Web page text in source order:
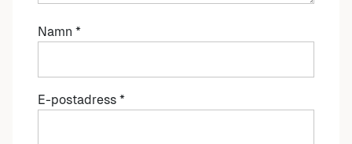
Namn *
E-postadress *